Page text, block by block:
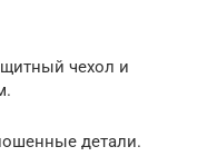
чехол и
детали.